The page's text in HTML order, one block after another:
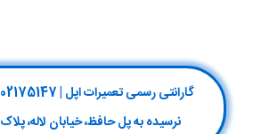
نرسیده به پل حافظ، خیابان لاله، پلاک 9 واحد منفی 1